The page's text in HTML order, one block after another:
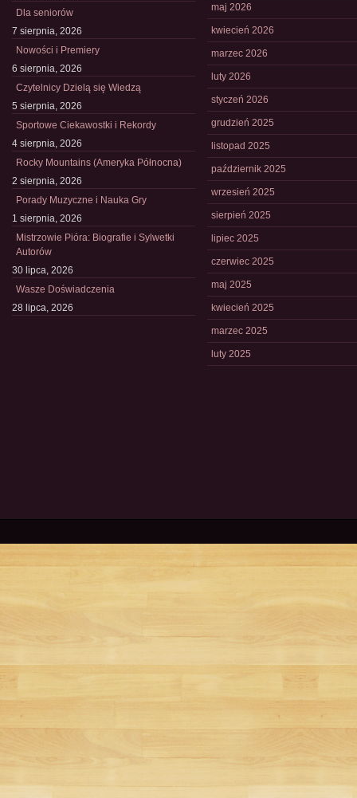
Dla seniorów
7 sierpnia, 2026
Nowości i Premiery
6 sierpnia, 2026
Czytelnicy Dzielą się Wiedzą
5 sierpnia, 2026
Sportowe Ciekawostki i Rekordy
4 sierpnia, 2026
Rocky Mountains (Ameryka Północna)
2 sierpnia, 2026
Porady Muzyczne i Nauka Gry
1 sierpnia, 2026
Mistrzowie Pióra: Biografie i Sylwetki
Autorów
30 lipca, 2026
Wasze Doświadczenia
28 lipca, 2026
maj 2026
kwiecień 2026
marzec 2026
luty 2026
styczeń 2026
grudzień 2025
listopad 2025
październik 2025
wrzesień 2025
sierpień 2025
lipiec 2025
czerwiec 2025
maj 2025
kwiecień 2025
marzec 2025
luty 2025